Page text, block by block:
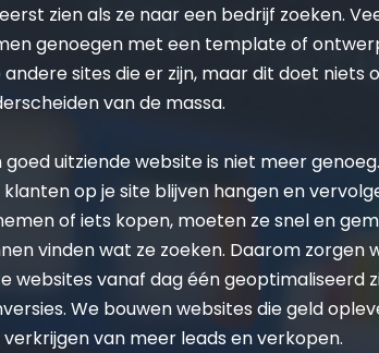
zien als ze naar een bedrijf zoeken.
genoegen met een template of
andere sites die er zijn, maar dit doet niets
van de massa.
goed uitziende website is niet meer
op je site blijven hangen en
of iets kopen, moeten ze snel en
vinden wat ze zoeken. Daarom zorgen
websites vanaf dag één geoptimaliseerd
We bouwen websites die geld
van meer leads en verkopen.